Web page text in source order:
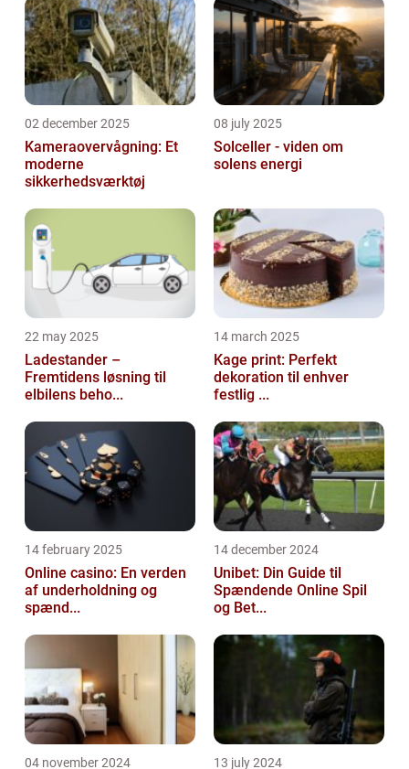
02 december 2025
Kameraovervågning: Et
moderne
sikkerhedsværktøj
08 july 2025
Solceller - viden om
solens energi
22 may 2025
Ladestander –
Fremtidens løsning til
elbilens beho...
14 march 2025
Kage print: Perfekt
dekoration til enhver
festlig ...
14 february 2025
Online casino: En verden
af underholdning og
spænd...
14 december 2024
Unibet: Din Guide til
Spændende Online Spil
og Bet...
04 november 2024 13 july 2024